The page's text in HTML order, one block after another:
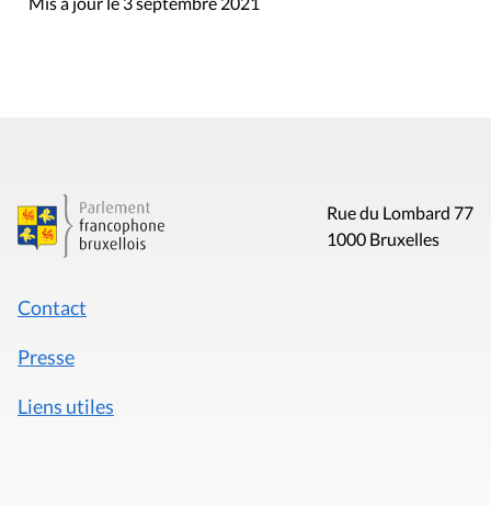
Rue du Lombard 77
1000 Bruxelles
Contact
Presse
Liens utiles